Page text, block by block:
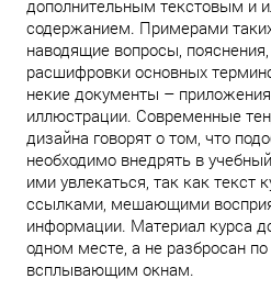
дополнительным текстовым и
содержанием. Примерами
наводящие вопросы,
расшифровки основных
некие документы –
иллюстрации. Современные
дизайна говорят о том, что
необходимо внедрять в
ими увлекаться, так как текст
ссылками, мешающими
информации. Материал курса
одном месте, а не разбросан
всплывающим окнам.